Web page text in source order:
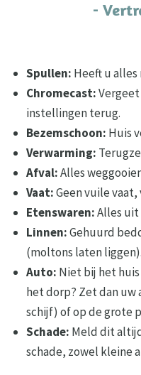
-
Spullen: Heeft u alles
Chromecast:
instellingen terug.
Bezemschoon: Huis
Verwarming:
Afval:Alles
Vaat:Geen vuile
Etenswaren:Alles uit
Linnen:Gehuurd
(moltons laten liggen).
Auto: Niet bij het
het dorp? Zet dan uw
schijf) of op de grote
Schade: Meld dit
schade, zowel kleine